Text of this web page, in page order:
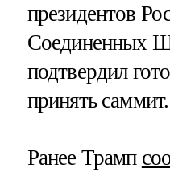
президентов
Соединенных
подтвердил
принять саммит.
Ранее Трамп